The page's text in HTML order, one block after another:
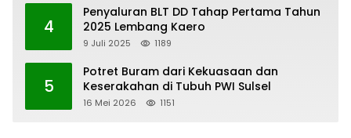
4
Penyaluran BLT DD Tahap Pertama Tahun
2025 Lembang Kaero
9 Juli 2025 1189
5
Potret Buram dari Kekuasaan dan
Keserakahan di Tubuh PWI Sulsel
16 Mei 2026 1151